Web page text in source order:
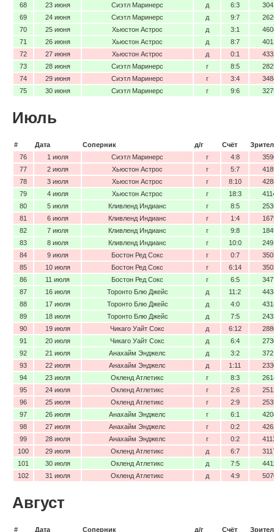
68 23 июня Сиэтл Маринерс д 6:3
69
24 июня Сиэтл Маринерс д 9:7
70
25 июня Хьюстон Астрос д 3:1
71
26 июня Хьюстон Астрос д 8:7
72
27 июня Хьюстон Астрос д 0:1
73
28 июня Сиэтл Маринерс г 8:5
74
29 июня Сиэтл Маринерс г 3:4
75
30 июня Сиэтл Маринерс г 9:6
Июль
# Дата Соперник д/г Счёт
76
1 июля Сиэтл Маринерс г 4:8
77
2 июля Хьюстон Астрос г 5:7
78
3 июля Хьюстон Астрос г 8:10
79
4 июля Хьюстон Астрос г 18:3
80
5 июля Кливленд Индианс г 8:5
81
6 июля Кливленд Индианс г 1:4
82
7 июля Кливленд Индианс г 9:8
83
8 июля Кливленд Индианс г 10:0
84
9 июля Бостон Ред Сокс г 0:7
85
10 июля Бостон Ред Сокс г 6:14
86
11 июля Бостон Ред Сокс г 6:5
87
16 июля Торонто Блю Джейс д 11:2
88
17 июля Торонто Блю Джейс д 4:0
89
18 июля Торонто Блю Джейс д 7:5
90
19 июля Чикаго Уайт Сокс д 6:12
91
20 июля Чикаго Уайт Сокс д 6:4
92
21 июля Анахайм Энджелс д 3:2
93
22 июля Анахайм Энджелс д 1:11
94
23 июля Окленд Атлетикс г 8:3
95
24 июля Окленд Атлетикс г 2:6
96
25 июля Окленд Атлетикс г 2:9
97
26 июля Анахайм Энджелс г 6:1
98
27 июля Анахайм Энджелс г 0:2
99
28 июля Анахайм Энджелс г 0:2
100
29 июля Окленд Атлетикс д 6:7
101
30 июля Окленд Атлетикс д 7:5
102
31 июля Окленд Атлетикс д 4:9
Август
# Дата Соперник д/г Счёт